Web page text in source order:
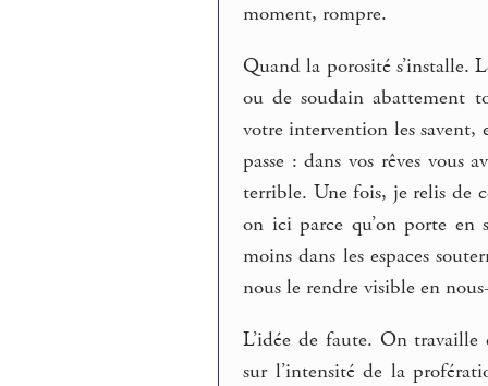
moment, rompre.
Quand la porosité s’installe.
ou de soudain abattement
votre intervention les savent,
passe : dans vos rêves
terrible. Une fois, je relis de
on ici parce qu’on porte en
moins dans les espaces
nous le rendre visible en
L’idée de faute. On travaille
sur l’intensité de la